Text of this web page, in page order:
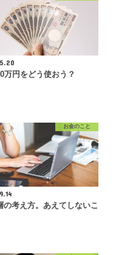
万円をどう使おう？
お金のこと
の考え方。あえてしないこ